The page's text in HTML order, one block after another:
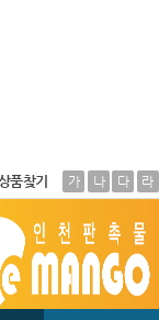
품찾기 가 나 다 라